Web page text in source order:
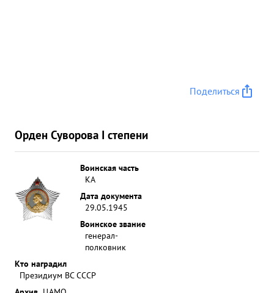
Поделиться
Орден Суворова I степени
Воинская часть
КА
Дата документа
29.05.1945
Воинское звание
генерал-
полковник
Кто наградил
Президиум ВС СССР